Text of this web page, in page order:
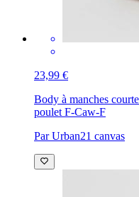
23,99 €
Body à manches
poulet F-Caw-F
Par Urban21 canvas